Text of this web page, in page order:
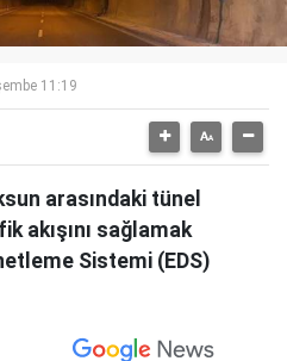
11:19
arasındaki tünel
akışını sağlamak
Sistemi (EDS)